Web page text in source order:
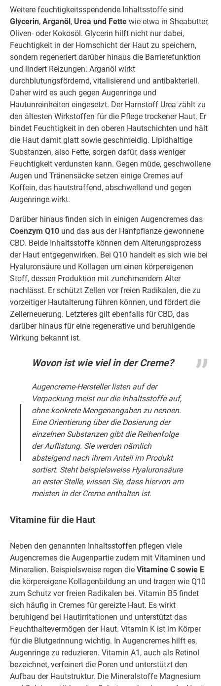
Weitere feuchtigkeitsspendende Inhaltsstoffe sind
Glycerin, Arganöl, Urea und Fette wie etwa in Sheabutter,
Oliven- oder Kokosöl. Glycerin hilft nicht nur dabei,
Feuchtigkeit in der Hornschicht der Haut zu speichern,
sondern regeneriert darüber hinaus die Barrierefunktion
und lindert Reizungen. Arganöl wirkt
durchblutungsfördernd, vitalisierend und antibakteriell.
Daher wird es auch gegen Augenringe und
Hautunreinheiten eingesetzt. Der Harnstoff Urea zählt zu
den ältesten Wirkstoffen für die Pflege trockener Haut. Er
bindet Feuchtigkeit in den oberen Hautschichten und hält
die Haut damit glatt sowie geschmeidig. Lipidhaltige
Substanzen, also Fette, sorgen dafür, dass weniger
Feuchtigkeit verdunsten kann. Gegen müde, geschwollene
Augen und Tränensäcke setzen einige Cremes auf
Koffein, das hautstraffend, abschwellend und gegen
Augenringe wirkt.
Darüber hinaus finden sich in einigen Augencremes das
Coenzym Q10 und das aus der Hanfpflanze gewonnene
CBD. Beide Inhaltsstoffe können dem Alterungsprozess
der Haut entgegenwirken. Bei Q10 handelt es sich wie bei
Hyaluronsäure und Kollagen um einen körpereigenen
Stoff, dessen Produktion mit zunehmendem Alter
nachlässt. Er schützt Zellen vor freien Radikalen, die zu
vorzeitiger Hautalterung führen können, und fördert die
Zellerneuerung. Letzteres gilt ebenfalls für CBD, das
darüber hinaus für eine regenerative und beruhigende
Wirkung bekannt ist.
Wovon ist wie viel in der Creme?
Augencreme-Hersteller listen auf der
Verpackung meist nur die Inhaltsstoffe auf,
ohne konkrete Mengenangaben zu nennen.
Eine Orientierung über die Dosierung der
einzelnen Substanzen gibt die Reihenfolge
der Auflistung. Sie werden nämlich
absteigend nach ihrem Anteil im Produkt
sortiert. Steht beispielsweise Hyaluronsäure
an erster Stelle, wissen Sie, dass hiervon am
meisten in der Creme enthalten ist.
Vitamine für die Haut
Neben den genannten Inhaltsstoffen pflegen viele
Augencremes die Augenpartie zudem mit Vitaminen und
Mineralien. Beispielsweise regen die Vitamine C sowie E
die körpereigene Kollagenbildung an und tragen wie Q10
zum Schutz vor freien Radikalen bei. Vitamin B5 findet
sich häufig in Cremes für gereizte Haut. Es wirkt
beruhigend bei Hautirritationen und unterstützt das
Feuchthaltevermögen der Haut. Vitamin K ist im Körper
für die Blutgerinnung wichtig. In Augencremes hilft es,
Augenringe zu reduzieren. Vitamin A1, auch als Retinol
bezeichnet, verfeinert die Poren und unterstützt den
Aufbau der Hautstruktur. Die Mineralstoffe Magnesium